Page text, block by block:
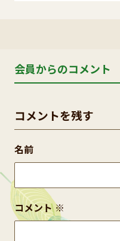
会員からのコメント
コメントを残す
コメント※
名前